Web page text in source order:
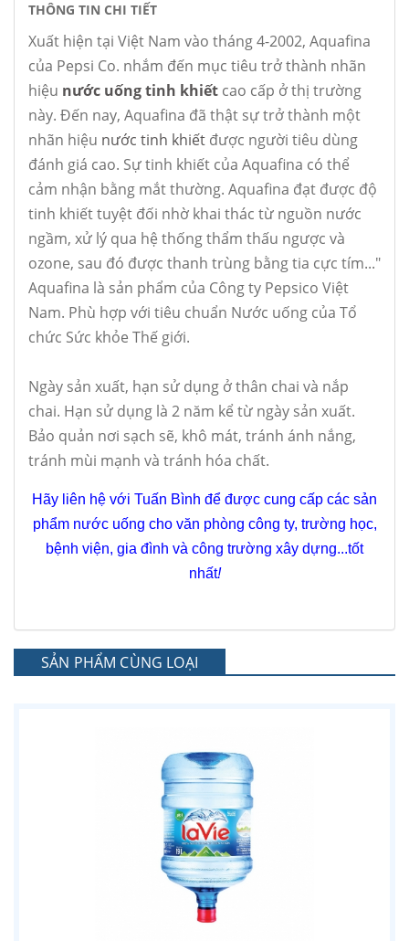
THÔNG TIN CHI TIẾT
Xuất hiện tại Việt Nam vào tháng 4-2002, Aquafina
của Pepsi Co. nhắm đến mục tiêu trở thành nhãn
hiệu nước uống tinh khiết cao cấp ở thị trường
này. Đến nay, Aquafina đã thật sự trở thành một
nhãn hiệu nước tinh khiết được người tiêu dùng
đánh giá cao. Sự tinh khiết của Aquafina có thể
cảm nhận bằng mắt thường. Aquafina đạt được độ
tinh khiết tuyệt đối nhờ khai thác từ nguồn nước
ngầm, xử lý qua hệ thống thẩm thấu ngược và
ozone, sau đó được thanh trùng bằng tia cực tím..."
Aquafina là sản phẩm của Công ty Pepsico Việt
Nam. Phù hợp với tiêu chuẩn Nước uống của Tổ
chức Sức khỏe Thế giới.
Ngày sản xuất, hạn sử dụng ở thân chai và nắp
chai. Hạn sử dụng là 2 năm kể từ ngày sản xuất.
Bảo quản nơi sạch sẽ, khô mát, tránh ánh nắng,
tránh mùi mạnh và tránh hóa chất.
Hãy liên hệ với Tuấn Bình để được cung cấp các sản
phẩm nước uống cho văn phòng công ty, trường học,
bệnh viện, gia đình và công trường xây dựng...tốt
nhất!
SẢN PHẨM CÙNG LOẠI